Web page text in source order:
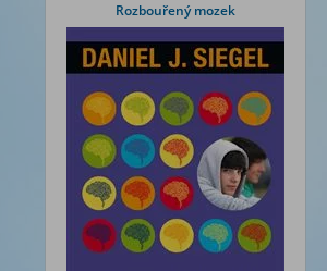
Rozbouřený mozek